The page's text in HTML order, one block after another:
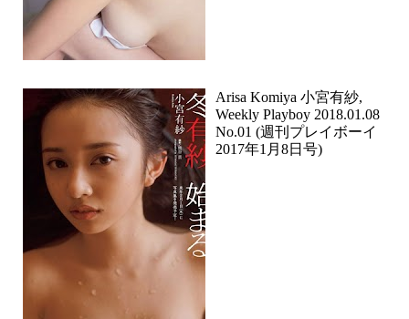
Arisa Komiya 小宮有紗,
Weekly Playboy 2018.01.08
No.01 (週刊プレイボーイ
2017年1月8日号)